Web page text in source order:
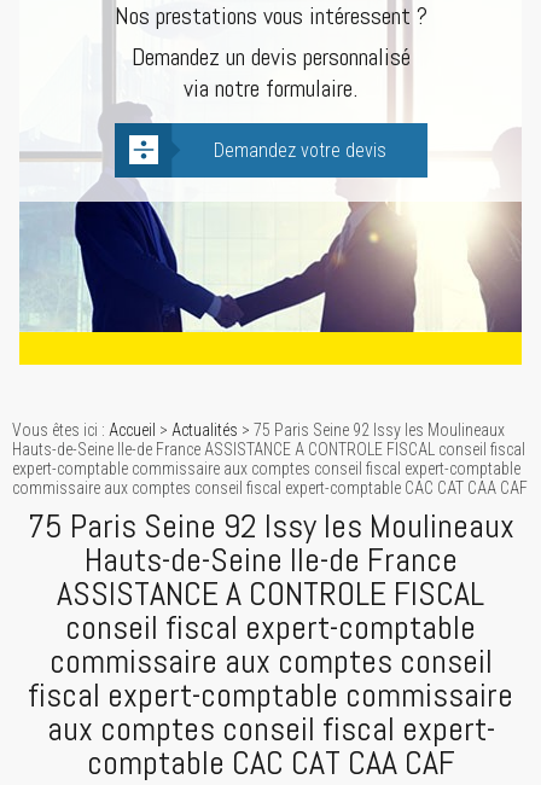
Nos prestations vous intéressent ?
Demandez un devis personnalisé
via notre formulaire.
Demandez votre devis
Vous êtes ici : Accueil > Actualités > 75 Paris Seine 92 Issy les Moulineaux
Hauts-de-Seine Ile-de France ASSISTANCE A CONTROLE FISCAL conseil fiscal
expert-comptable commissaire aux comptes conseil fiscal expert-comptable
commissaire aux comptes conseil fiscal expert-comptable CAC CAT CAA CAF
75 Paris Seine 92 Issy les Moulineaux
Hauts-de-Seine Ile-de France
ASSISTANCE A CONTROLE FISCAL
conseil fiscal expert-comptable
commissaire aux comptes conseil
fiscal expert-comptable commissaire
aux comptes conseil fiscal expert-
comptable CAC CAT CAA CAF